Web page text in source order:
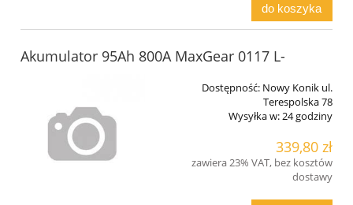
do koszyka
Akumulator 95Ah 800A MaxGear 0117 L-
Dostępność: Nowy Konik ul.
Terespolska 78
Wysyłka w:24 godziny
339,80 zł
zawiera 23% VAT, bez kosztów
dostawy